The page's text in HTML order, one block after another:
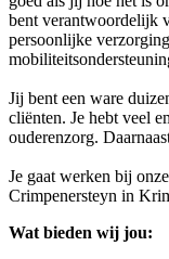
bent verantwoordelijk
persoonlijke
Jij bent een ware
cliënten. Je hebt veel
ouderenzorg.
Je gaat werken bij
Crimpenersteyn in
Wat bieden wij jou: